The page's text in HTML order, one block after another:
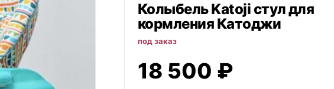
КолыбельKatojiстул для
кормления Катоджи
под заказ
18 500 ₽